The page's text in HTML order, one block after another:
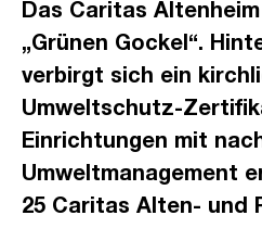
Das Caritas
„Grünen Gockel“.
verbirgt sich ein
Umweltschutz-
Einrichtungen mit
Umweltmanagement
25 Caritas Alten- und